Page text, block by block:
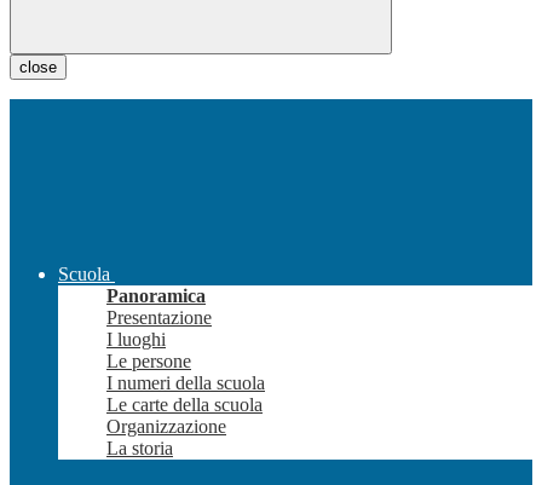
close
Scuola
Panoramica
Presentazione
I luoghi
Le persone
I numeri della scuola
Le carte della scuola
Organizzazione
La storia